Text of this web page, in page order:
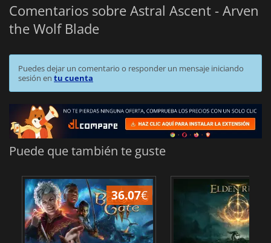
Comentarios sobre Astral Ascent - Arven
the Wolf Blade
Puedes dejar un comentario o responder un mensaje iniciando
sesión en tu cuenta
Puede que también te guste
36.07€